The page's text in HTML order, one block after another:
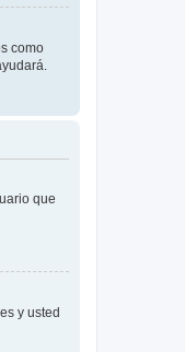
como
que
y usted